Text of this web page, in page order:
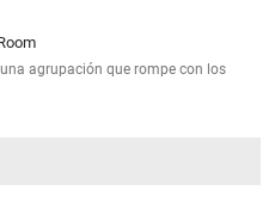
una agrupación que rompe con los